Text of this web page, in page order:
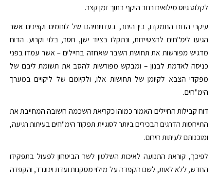
לקלוט גיוס מילואים רחב היקף בתוך זמן קצר.
עיקרי הדוח התמקדו, בין היתר, בעדויותיהם של לוחמים וקצינים אשר
הגיעו לימ"חים להצטיידות, ונתקלו בציוד ישן, חסר, בלוי וקרוע. הדוח
מדגיש מפורשות את תחושת השבר שאחזה בחיילים – אשר עמדו בפני
כניסה לאדמת לבנון – ומבקש מפורשות להסב את תשומת ליבם של
מפקדי הצבא לקיומן של תחושות אלו, ולקיומם של ליקויים במערך
הימ"חים.
דוח קבילות החיילים האמור כמוהו כקריאת השכמה חשובה המחייבת את
התייחסות הדרגים הבכירים ביותר לסוגיית תפקוד הימ"חים בעיתות רגיעה,
ומוכנותם לעיתות חירום.
לפיכך, קוראת התנועה לאיכות השלטון לשר הביטחון לפעול בתפקידו
החדש, ללא לאות, לשם הקפדה על מילוי מסקנות ועדת וינוגרד, והקפדה